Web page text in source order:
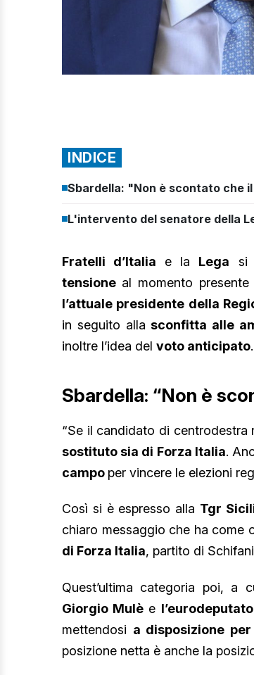
INDICE
Sbardella: "Non è scontato che
L'intervento del senatore della
Fratelli d’Italia e la Lega si
tensione al momento presente
l’attuale presidente della
in seguito allasconfitta alle
inoltre l’idea del voto anticipato.
Sbardella: “Non è
“Se il candidato di centrodestra
sostituto sia di Forza Italia.
campo per vincere le elezioni
Così si è espresso alla Tgr
chiaro messaggio che ha come
di Forza Italia, partito di
Quest’ultima categoria poi,
Giorgio Mulè e
mettendosi a disposizione
posizione netta è anche la